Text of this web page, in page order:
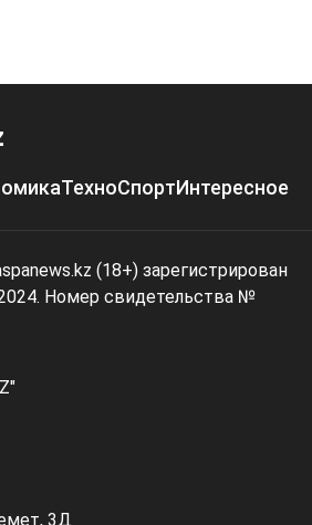
ТехноСпортИнтересное
(18+) зарегистрирован
Номер свидетельства №
3Д